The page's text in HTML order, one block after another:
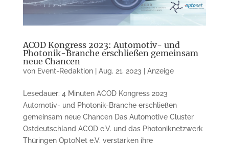
ACOD Kongress 2023: Automotiv- und
Photonik-Branche erschließen gemeinsam
neue Chancen
von Event-Redaktion| Aug. 21, 2023 Anzeige
Lesedauer: 4 Minuten ACOD Kongress 2023
Automotiv- und Photonik-Branche erschließen
gemeinsam neue Chancen Das Automotive Cluster
Ostdeutschland ACOD e.V. und das Photoniknetzwerk
Thüringen OptoNet e.V. verstärken ihre